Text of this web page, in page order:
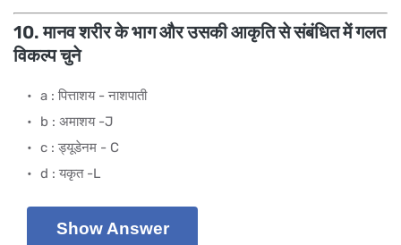
10. मानव शरीर के भाग और उसकी आकृति से संबंधित में गलत
विकल्प चुने
a : पित्ताशय - नाशपाती
b : अमाशय -J
c : ड्यूडेनम - C
d : यकृत -L
Show Answer